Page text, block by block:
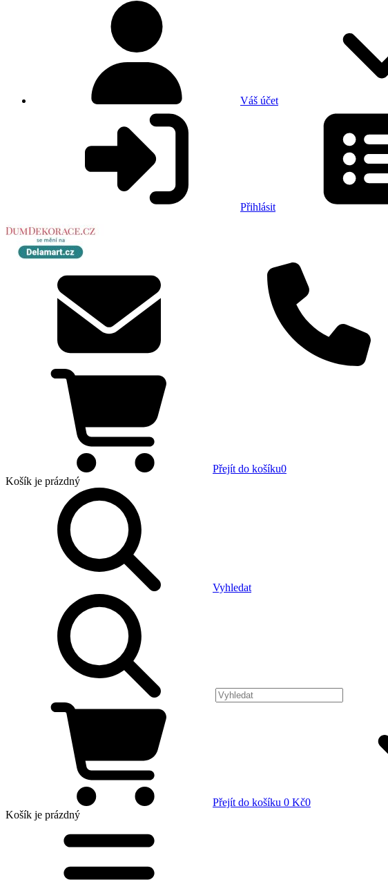
Váš účet
Přihlásit
Přejít do košíku0
Košík je prázdný
Vyhledat
Přejít do košíku 0 Kč0
Košík je prázdný